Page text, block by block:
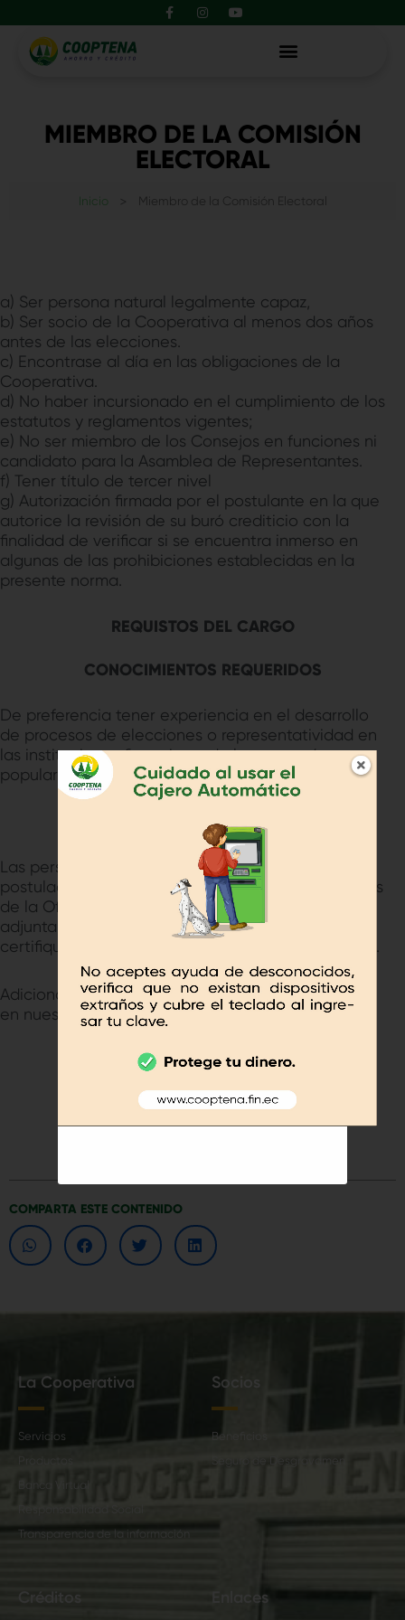
al
contenido
F
a
c
I
n
s
Y
o
u
MIEMBRO DE LA COMISIÓN
ELECTORAL
Inicio > Miembro de la Comisión Electoral
a) Ser persona natural legalmente capaz,
b) Ser socio de la Cooperativa al menos dos años
antes de las elecciones.
c) Encontrase al día en las obligaciones de la
Cooperativa.
d) No haber incursionado en el cumplimiento de los
estatutos y reglamentos vigentes;
e) No ser miembro de los Consejos en funciones ni
candidato para la Asamblea de Representantes.
f) Tener título de tercer nivel
g) Autorización firmada por el postulante en la que
autorice la revisión de su buró crediticio con la
finalidad de verificar si se encuentra inmerso en
algunas de las prohibiciones establecidas en la
presente norma.
REQUISTOS DEL CARGO
CONOCIMIENTOS REQUERIDOS
De preferencia tener experiencia en el desarrollo
de procesos de elecciones o representatividad en
las instituciones financieras de la economía
popular y solidaria.
¿CÓMO APLICAR?
Las personas interesadas deberán presentar su
postulación de manera escrita, en las instalaciones
de la Oficina Matriz – Tena; en sobre cerrado
adjuntando su hoja de vida y documentos que
certifiquen su formación académica y experiencia.
Adicional, deben realizar la actualización de datos
en nuestro sistema financiero.
FECHA MÁXIMA DE POSTULACIÓN
January 5, 2024 - 17:30
DESCARGAR DOCUMENTACIÓN
COMPARTA ESTE CONTENIDO
La Cooperativa
Servicios
Transparencia de la información
Socios
Beneficios
Créditos Enlaces